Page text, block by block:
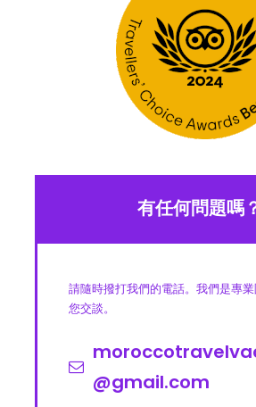
有任何問題嗎
請隨時撥打我們的電話。我們是專
您交談。
@gmail.com